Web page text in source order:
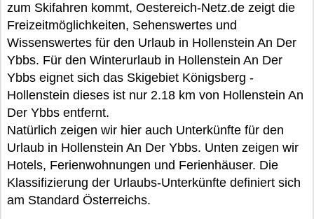
zum Skifahren kommt, Oestereich-Netz.de zeigt die
Freizeitmöglichkeiten, Sehenswertes und
Wissenswertes für den Urlaub in Hollenstein An Der
Ybbs. Für den Winterurlaub in Hollenstein An Der
Ybbs eignet sich das Skigebiet Königsberg -
Hollenstein dieses ist nur 2.18 km von Hollenstein An
Der Ybbs entfernt.
Natürlich zeigen wir hier auch Unterkünfte für den
Urlaub in Hollenstein An Der Ybbs. Unten zeigen wir
Hotels, Ferienwohnungen und Ferienhäuser. Die
Klassifizierung der Urlaubs-Unterkünfte definiert sich
am Standard Österreichs.